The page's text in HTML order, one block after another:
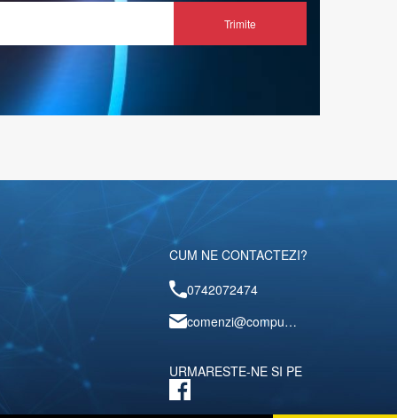
Trimite
CUM NE CONTACTEZI?
0742072474
comenzi@computerescu.ro
URMARESTE-NE SI PE